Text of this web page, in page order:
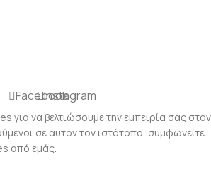
FacebookInstagram
για να βελτιώσουμε την εμπειρία σας στον
σε αυτόν τον ιστότοπο, συμφωνείτε
από εμάς.